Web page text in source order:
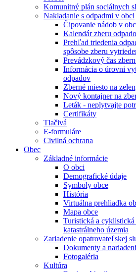
Komunitný plán sociálnych
Nakladanie s odpadmi v obci
Čipovanie nádob v
Kalendár zberu
Prehľad triedenia
spôsobe zberu
Prevádzkový čas
Informácia o úrovni
odpadov
Zberné miesto na
Nový kontajner na
Leták - neplytvajte
Certifikáty
Tlačivá
E-formuláre
Civilná ochrana
Obec
Základné informácie
O obci
Demografické údaje
Symboly obce
História
Virtuálna prehliadka
Mapa obce
Turistická a
katastrálneho územia
Zariadenie opatrovateľskej
Dokumenty a
Fotogaléria
Kultúra